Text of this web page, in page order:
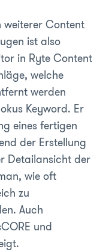
weiterer Content
ist also
in Ryte Content
welche
werden
Keyword. Er
eines fertigen
der Erstellung
Detailansicht der
wie oft
zu
Auch
und